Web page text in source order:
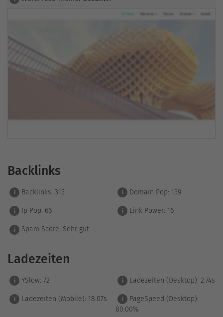
Backlinks
i Backlinks: 315 i Domain Pop: 159
i Ip Pop: 66 i Link Power: 16
i Spam Score: Sehr gut
Ladezeiten
i YSlow: 72 i Ladezeiten (Desktop): 2.74s
i Ladezeiten (Mobile): 18.07s i
PageSpeed (Desktop):
80.00%